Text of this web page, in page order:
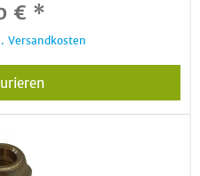
€ *
Versandkosten